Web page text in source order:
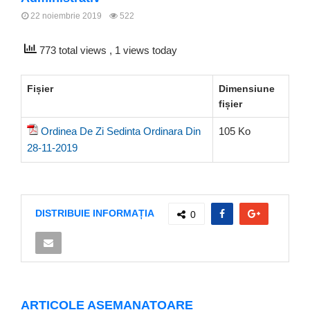
22 noiembrie 2019 522
773 total views , 1 views today
Fișier
Dimensiune
fișier
Ordinea De Zi Sedinta Ordinara Din
28-11-2019
105 Ko
DISTRIBUIE INFORMAȚIA 0
ARTICOLE ASEMANATOARE